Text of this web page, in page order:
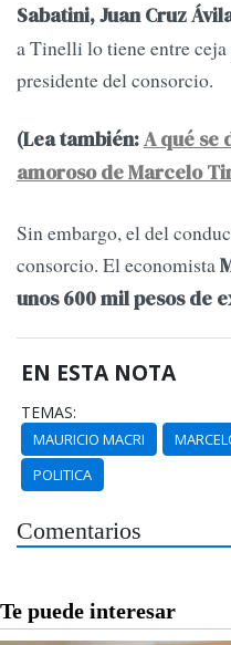
Sabatini, Juan Cruz
a Tinelli lo tiene entre
presidente del consorcio.
(Lea también:A qué se
amoroso de Marcelo
Sin embargo, el del
consorcio. El economista
unos 600 mil pesos de
EN ESTA NOTA
TEMAS:
MAURICIO MACRI
POLITICA
Comentarios